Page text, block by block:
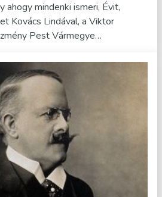
ahogy mindenki ismeri, Évit,
Kovács Lindával, a Viktor
Pest Vármegye…